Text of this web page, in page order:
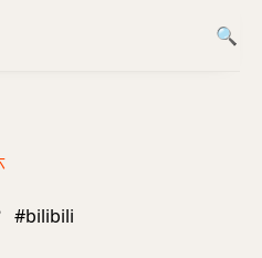
#bilibili